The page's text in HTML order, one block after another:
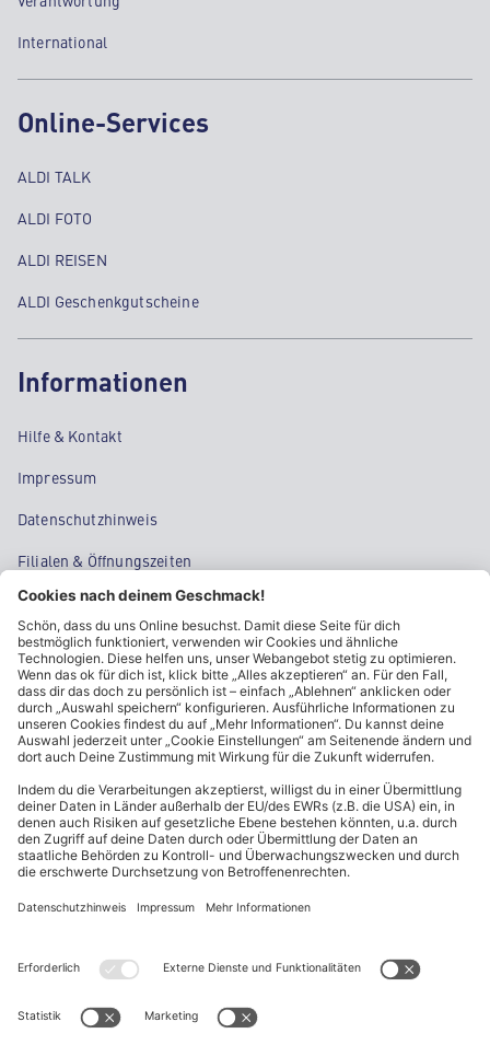
International
Online-Services
ALDI TALK
ALDI FOTO
ALDI REISEN
ALDI Geschenkgutscheine
Informationen
Hilfe & Kontakt
Impressum
Datenschutzhinweis
Filialen & Öffnungszeiten
Kontakt
Cookie-Einstellungen
Kundeninformationen
ALDI Nord folgen
* Wir bitten um Beachtung, dass diese Aktionsartikel im
begrenzter Anzahl zur Verfügung stehen. Sie können daher schon